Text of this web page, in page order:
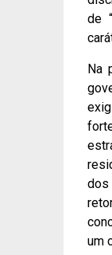
de
Na
dos
um